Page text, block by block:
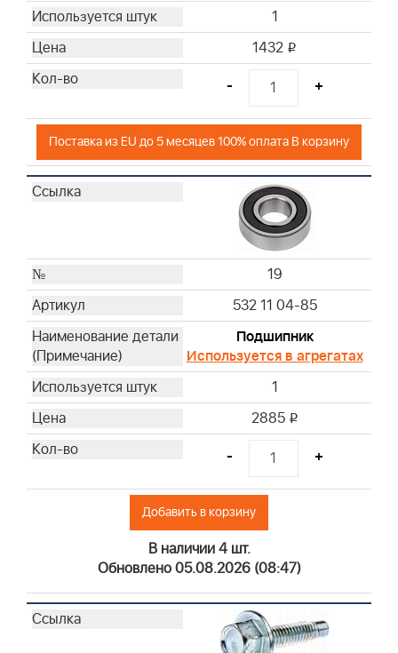
1
1432 i
- +
Поставка из EU до 5 месяцев 100% оплата В корзину
19
532 11 04-85
Подшипник
Используется в агрегатах
1
2885 i
- +
Добавить в корзину
В наличии 4 шт.
Обновлено 05.08.2026 (08:47)